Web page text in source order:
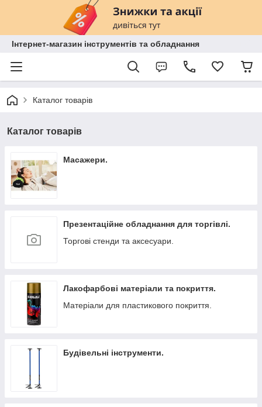
Інтернет-магазин інструментів та обладнання
Каталог товарів
Каталог товарів
Масажери.
Презентаційне обладнання для торгівлі.
Торгові стенди та аксесуари.
Лакофарбові матеріали та покриття.
Матеріали для пластикового покриття.
Будівельні інструменти.